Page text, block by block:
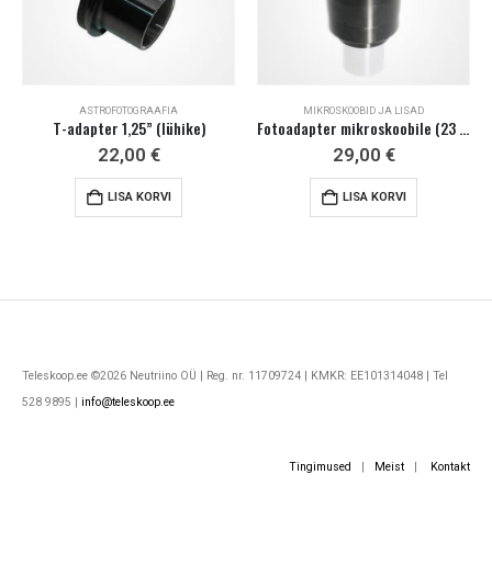
ASTROFOTOGRAAFIA
T-adapter 1,25” (lühike)
22,00 €
LISA KORVI
MIKROSKOOBID JA LISAD
Fotoadapter mikroskoobile (23 mm)
29,00 €
LISA KORVI
Teleskoop.ee ©2026 Neutriino OÜ | Reg. nr. 11709724 | KMKR: EE101314048 | Tel
528 9895 | info@teleskoop.ee
Tingimused | Meist | Kontakt